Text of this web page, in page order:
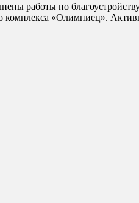
работы по
«Олимпиец».